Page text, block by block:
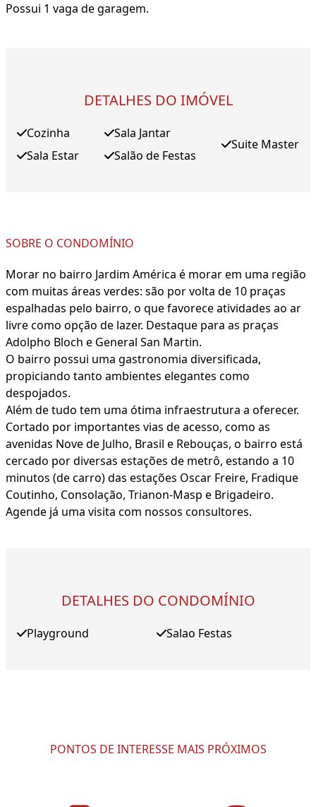
Possui 1 vaga de garagem.
DETALHES DO IMÓVEL
Cozinha
Sala Estar
Sala Jantar
Salão de Festas
Suite Master
SOBRE O CONDOMÍNIO
Morar no bairro Jardim América é morar em uma região
com muitas áreas verdes: são por volta de 10 praças
espalhadas pelo bairro, o que favorece atividades ao ar
livre como opção de lazer. Destaque para as praças
Adolpho Bloch e General San Martin.
O bairro possui uma gastronomia diversificada,
propiciando tanto ambientes elegantes como
despojados.
Além de tudo tem uma ótima infraestrutura a oferecer.
Cortado por importantes vias de acesso, como as
avenidas Nove de Julho, Brasil e Rebouças, o bairro está
cercado por diversas estações de metrô, estando a 10
minutos (de carro) das estações Oscar Freire, Fradique
Coutinho, Consolação, Trianon-Masp e Brigadeiro.
Agende já uma visita com nossos consultores.
DETALHES DO CONDOMÍNIO
Playground Salao Festas
PONTOS DE INTERESSE MAIS PRÓXIMOS